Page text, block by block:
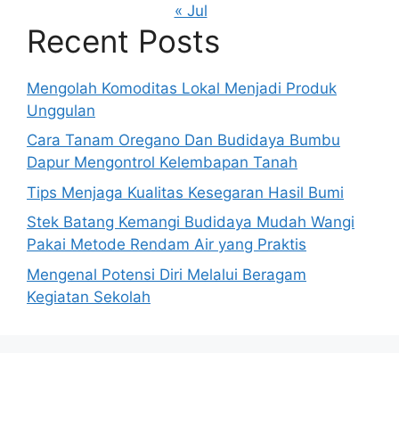
« Jul
Recent Posts
Mengolah Komoditas Lokal Menjadi Produk
Unggulan
Cara Tanam Oregano Dan Budidaya Bumbu
Dapur Mengontrol Kelembapan Tanah
Tips Menjaga Kualitas Kesegaran Hasil Bumi
Stek Batang Kemangi Budidaya Mudah Wangi
Pakai Metode Rendam Air yang Praktis
Mengenal Potensi Diri Melalui Beragam
Kegiatan Sekolah